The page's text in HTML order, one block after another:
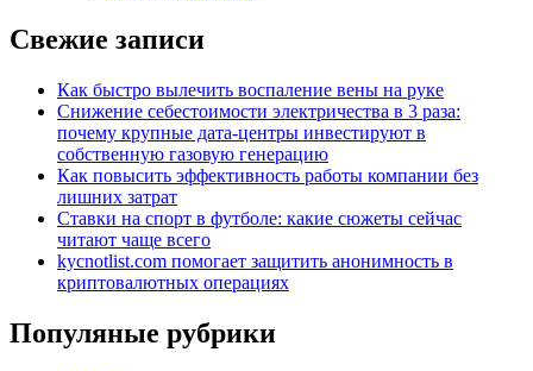
Свежие записи
Как быстро вылечить воспаление вены на руке
Снижение себестоимости электричества в 3 раза:
почему крупные дата-центры инвестируют в
собственную газовую генерацию
Как повысить эффективность работы компании без
лишних затрат
Ставки на спорт в футболе: какие сюжеты сейчас
читают чаще всего
kycnotlist.com помогает защитить анонимность в
криптовалютных операциях
Популяные рубрики